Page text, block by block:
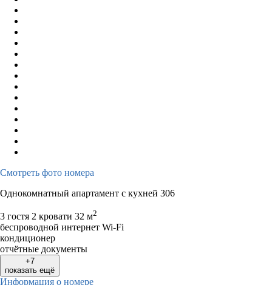
Смотреть фото номера
Однокомнатный апартамент с кухней 306
3 гостя 2 кровати 32 м2
беспроводной интернет Wi-Fi
кондиционер
отчётные документы
+7
показать ещё
Информация о номере